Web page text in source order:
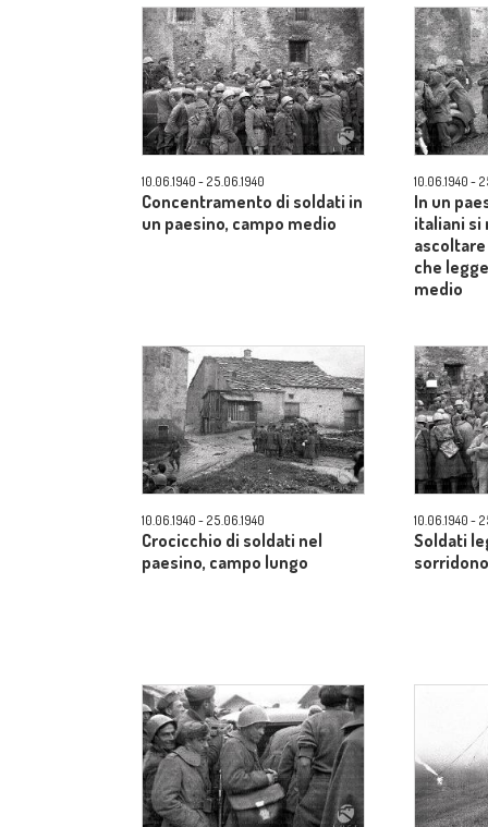
10.06.1940 - 25.06.1940
Concentramento di soldati in
un paesino, campo medio
10.06.1940 -
In un
italiani si
che
medio
10.06.1940 - 25.06.1940
Crocicchio di soldati nel
paesino, campo lungo
10.06.1940 -
Soldati